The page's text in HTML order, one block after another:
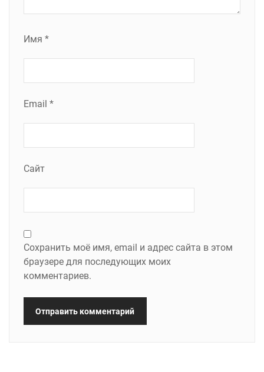
Имя *
Email *
Сайт
Сохранить моё имя, email и адрес сайта в этом
браузере для последующих моих
комментариев.